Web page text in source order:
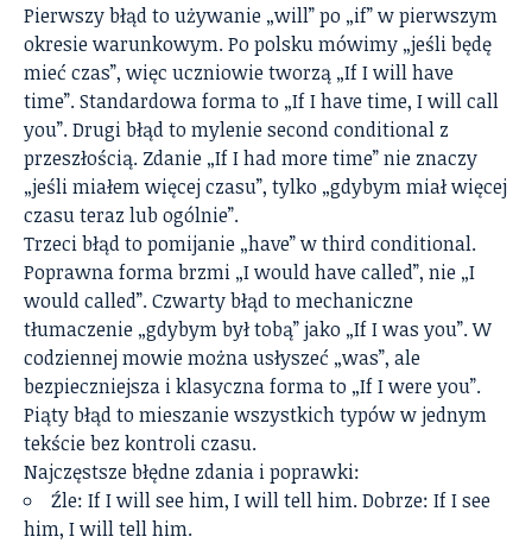
Pierwszy błąd to używanie „will” po „if” w pierwszym
okresie warunkowym. Po polsku mówimy „jeśli będę
mieć czas”, więc uczniowie tworzą „If I will have
time”. Standardowa forma to „If I have time, I will call
you”. Drugi błąd to mylenie second conditional z
przeszłością. Zdanie „If I had more time” nie znaczy
„jeśli miałem więcej czasu”, tylko „gdybym miał więcej
czasu teraz lub ogólnie”.
Trzeci błąd to pomijanie „have” w third conditional.
Poprawna forma brzmi „I would have called”, nie „I
would called”. Czwarty błąd to mechaniczne
tłumaczenie „gdybym był tobą” jako „If I was you”. W
codziennej mowie można usłyszeć „was”, ale
bezpieczniejsza i klasyczna forma to „If I were you”.
Piąty błąd to mieszanie wszystkich typów w jednym
tekście bez kontroli czasu.
Najczęstsze błędne zdania i poprawki:
Źle: If I will see him, I will tell him. Dobrze: If I see
him, I will tell him.